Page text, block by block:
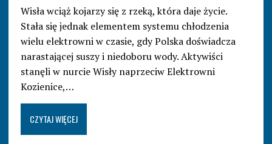
Wisła wciąż kojarzy się z rzeką, która daje życie.
Stała się jednak elementem systemu chłodzenia
wielu elektrowni w czasie, gdy Polska doświadcza
narastającej suszy i niedoboru wody. Aktywiści
stanęli w nurcie Wisły naprzeciw Elektrowni
Kozienice,…
CZYTAJ WIĘCEJ